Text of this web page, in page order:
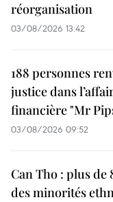
réorganisation
03/08/2026 13:42
188 personnes
justice dans
financière "Mr
03/08/2026 09:52
Can Tho : plus de
des minorités